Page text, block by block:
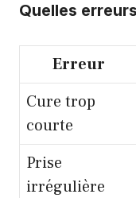
Quelles
Erreur
Cure trop
courte
Prise
irrégulière